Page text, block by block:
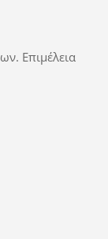
Επιμέλεια